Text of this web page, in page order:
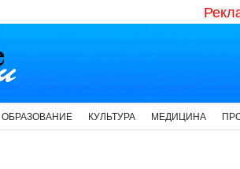
ОБРАЗОВАНИЕ КУЛЬТУРА МЕДИЦИНА